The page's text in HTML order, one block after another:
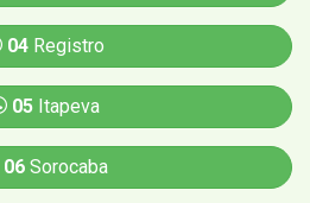
04Registro
05Itapeva
06Sorocaba